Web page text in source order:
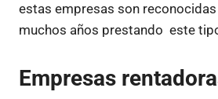
estas empresas son
muchos años prestando este
Empresas